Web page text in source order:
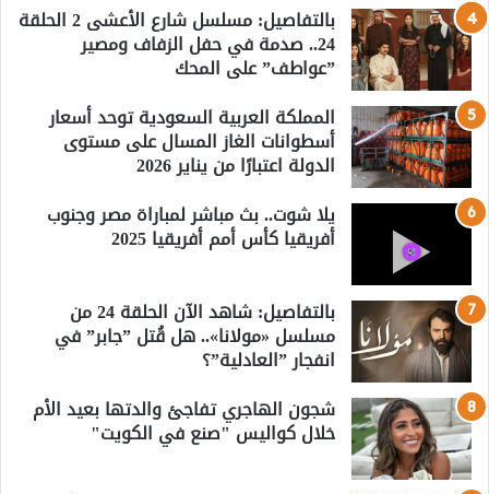
بالتفاصيل: مسلسل شارع الأعشى 2 الحلقة
24.. صدمة في حفل الزفاف ومصير
”عواطف” على المحك
المملكة العربية السعودية توحد أسعار
أسطوانات الغاز المسال على مستوى
الدولة اعتبارًا من يناير 2026
يلا شوت.. بث مباشر لمباراة مصر وجنوب
أفريقيا كأس أمم أفريقيا 2025
بالتفاصيل: شاهد الآن الحلقة 24 من
مسلسل «مولانا».. هل قُتل ”جابر” في
انفجار ”العادلية”؟
شجون الهاجري تفاجئ والدتها بعيد الأم
خلال كواليس "صنع في الكويت"